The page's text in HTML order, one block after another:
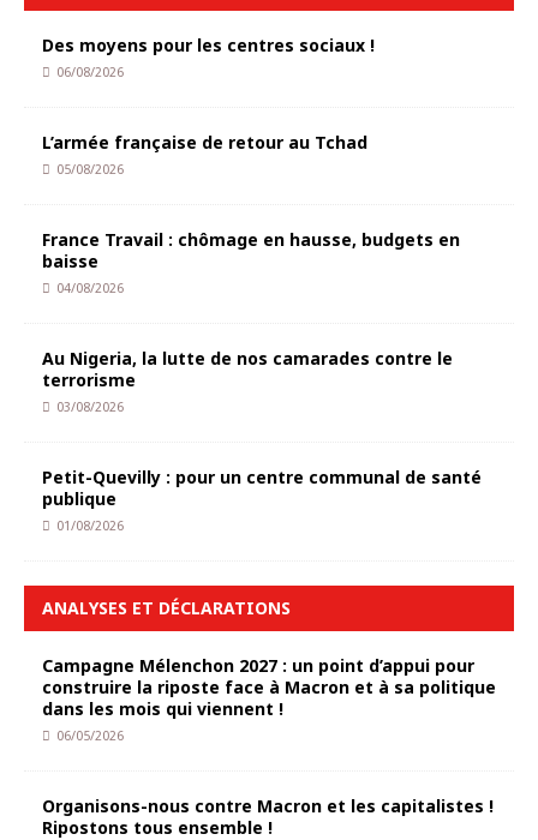
Des moyens pour les centres sociaux !
06/08/2026
L’armée française de retour au Tchad
05/08/2026
France Travail : chômage en hausse, budgets en
baisse
04/08/2026
Au Nigeria, la lutte de nos camarades contre le
terrorisme
03/08/2026
Petit-Quevilly : pour un centre communal de santé
publique
01/08/2026
ANALYSES ET DÉCLARATIONS
Campagne Mélenchon 2027 : un point d’appui pour
construire la riposte face à Macron et à sa politique
dans les mois qui viennent !
06/05/2026
Organisons-nous contre Macron et les capitalistes !
Ripostons tous ensemble !